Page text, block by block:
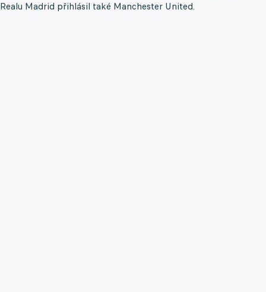
Realu Madrid přihlásil také Manchester United.